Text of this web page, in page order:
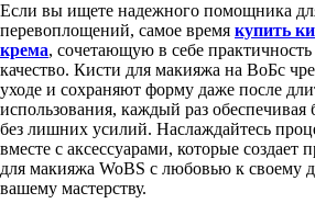
Если вы ищете надежного помощника
перевоплощений, самое время купить
крема, сочетающую в себе
качество. Кисти для макияжа на ВоБс
уходе и сохраняют форму даже после
использования, каждый раз обеспечивая
без лишних усилий. Наслаждайтесь
вместе с аксессуарами, которые создает
для макияжа WoBS с любовью к своему
вашему мастерству.